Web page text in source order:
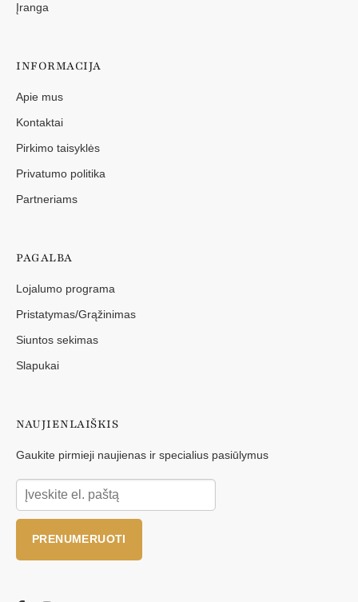
Įranga
INFORMACIJA
Apie mus
Kontaktai
Pirkimo taisyklės
Privatumo politika
Partneriams
PAGALBA
Lojalumo programa
Pristatymas/Grąžinimas
Siuntos sekimas
Slapukai
NAUJIENLAIŠKIS
Gaukite pirmieji naujienas ir specialius pasiūlymus
PRENUMERUOTI